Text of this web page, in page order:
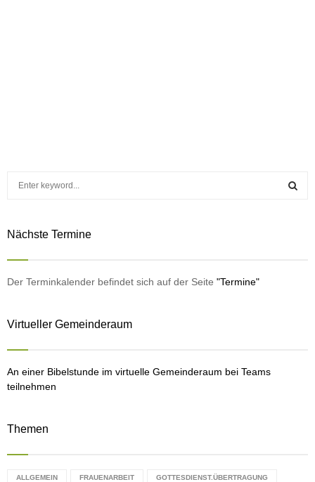
c
o
Nächste Termine
Der Terminkalender befindet sich auf der Seite "Termine"
Virtueller Gemeinderaum
An einer Bibelstunde im virtuelle Gemeinderaum bei Teams
teilnehmen
Themen
ALLGEMEIN FRAUENARBEIT GOTTESDIENST.ÜBERTRAGUNG